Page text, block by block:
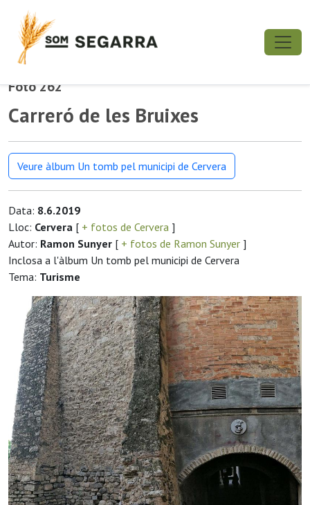
Foto 262
Carreró de les Bruixes
Veure àlbum Un tomb pel municipi de Cervera
Data: 8.6.2019
Lloc: Cervera [ + fotos de Cervera ]
Autor: Ramon Sunyer [ + fotos de Ramon Sunyer ]
Inclosa a l'àlbum Un tomb pel municipi de Cervera
Tema: Turisme